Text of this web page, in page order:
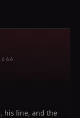
his line, and the